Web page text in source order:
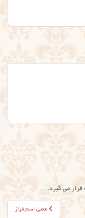
قرار می گیرد.
معنی اسم فراز